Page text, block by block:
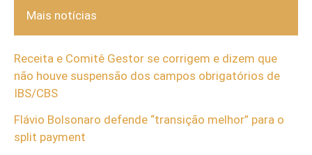
Mais notícias
Receita e Comitê Gestor se corrigem e dizem que
não houve suspensão dos campos obrigatórios de
IBS/CBS
Flávio Bolsonaro defende “transição melhor” para o
split payment